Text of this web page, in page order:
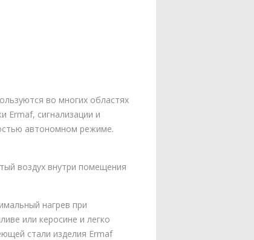
во многих областях
Ermaf, сигнализации и
автономном режиме.
воздух внутри помещения
нагрев при
или керосине и легко
стали изделия Ermaf